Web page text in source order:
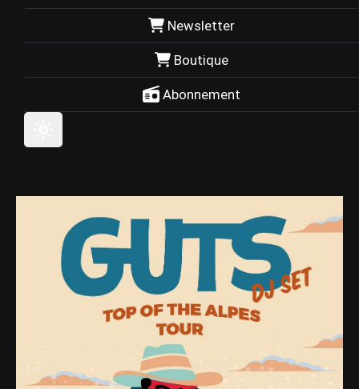
Newsletter
Boutique
Abonnement